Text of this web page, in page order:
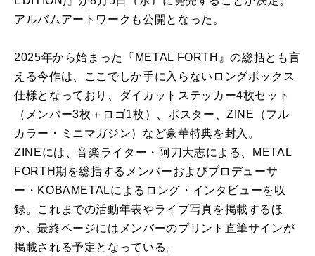
アルバムアートワークも公開となった。
2025年から始まった『METAL FORTH』の総括とも言
える今作は、ここでしか手に入らないロングボックス
仕様となっており、ダイカットステッカー4枚セット
（メンバー3枚＋ロゴ1枚）、ポスター、ZINE（フル
カラー・ミニマガジン）など豪華特典を封入。
ZINEには、音楽ライター・阿刀大志による、METAL
FORTH期を総括するメンバーおよびプロデューサ
ー・KOBAMETALによるロング・インタビューを収
録。これまでの活動年表やライブ写真を掲載するほ
か、最終ページにはメンバーのプリント直筆サインが
掲載される予定となっている。